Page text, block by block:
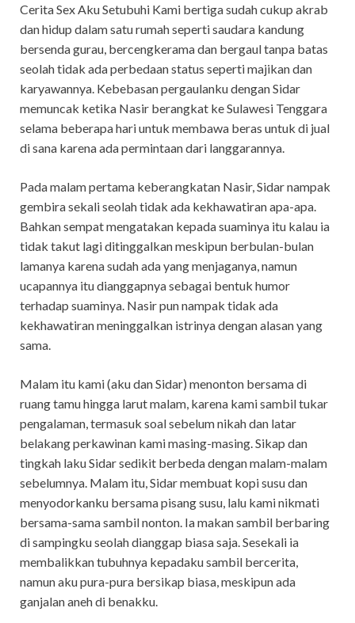
Cerita Sex Aku Setubuhi Kami bertiga sudah cukup akrab
dan hidup dalam satu rumah seperti saudara kandung
bersenda gurau, bercengkerama dan bergaul tanpa batas
seolah tidak ada perbedaan status seperti majikan dan
karyawannya. Kebebasan pergaulanku dengan Sidar
memuncak ketika Nasir berangkat ke Sulawesi Tenggara
selama beberapa hari untuk membawa beras untuk di jual
di sana karena ada permintaan dari langgarannya.
Pada malam pertama keberangkatan Nasir, Sidar nampak
gembira sekali seolah tidak ada kekhawatiran apa-apa.
Bahkan sempat mengatakan kepada suaminya itu kalau ia
tidak takut lagi ditinggalkan meskipun berbulan-bulan
lamanya karena sudah ada yang menjaganya, namun
ucapannya itu dianggapnya sebagai bentuk humor
terhadap suaminya. Nasir pun nampak tidak ada
kekhawatiran meninggalkan istrinya dengan alasan yang
sama.
Malam itu kami (aku dan Sidar) menonton bersama di
ruang tamu hingga larut malam, karena kami sambil tukar
pengalaman, termasuk soal sebelum nikah dan latar
belakang perkawinan kami masing-masing. Sikap dan
tingkah laku Sidar sedikit berbeda dengan malam-malam
sebelumnya. Malam itu, Sidar membuat kopi susu dan
menyodorkanku bersama pisang susu, lalu kami nikmati
bersama-sama sambil nonton. Ia makan sambil berbaring
di sampingku seolah dianggap biasa saja. Sesekali ia
membalikkan tubuhnya kepadaku sambil bercerita,
namun aku pura-pura bersikap biasa, meskipun ada
ganjalan aneh di benakku.